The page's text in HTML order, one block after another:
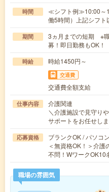
時間
≪シフト例≫10:00～
働5時間）上記シフ
期間
3ヵ月までの短期 ※
募！即日勤務もOK！
時給 時給1450円～
交通費
交通費全額支給
仕事内容
介護関連
＼介護施設で見守り
サポートをお任せし
応募資格
ブランクOK / パソコ
＜無資格OK！＞介
不問！Wワーク
職場の雰囲気